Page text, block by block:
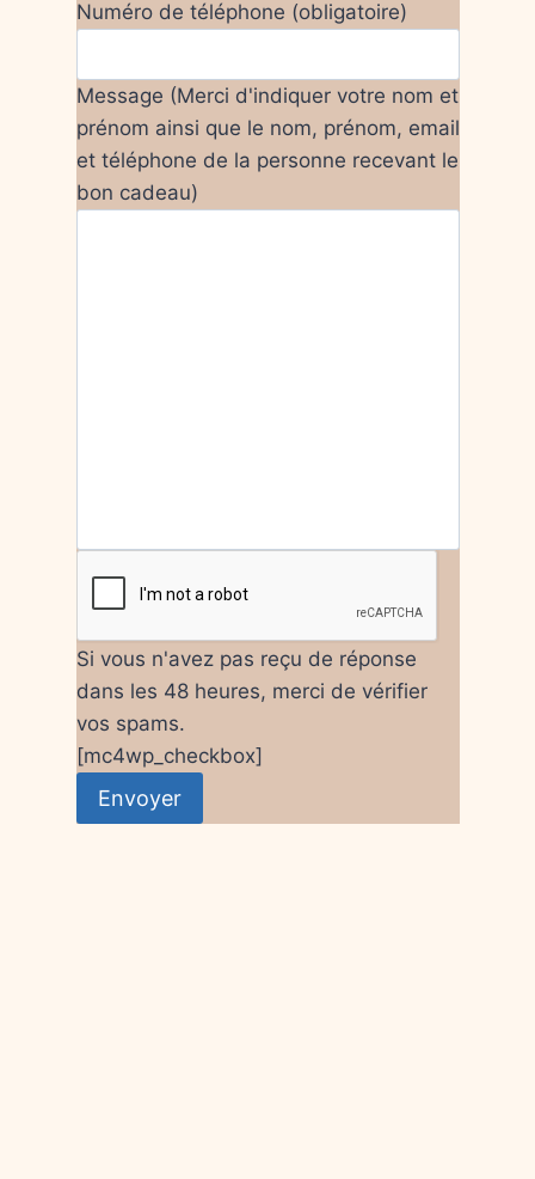
Numéro de téléphone (obligatoire)
Message (Merci d'indiquer votre nom et
prénom ainsi que le nom, prénom, email
et téléphone de la personne recevant le
bon cadeau)
Si vous n'avez pas reçu de réponse
dans les 48 heures, merci de vérifier
vos spams.
[mc4wp_checkbox]